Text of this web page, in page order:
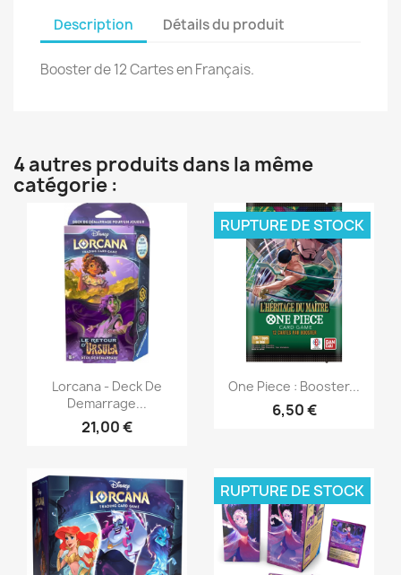
Description Détails du produit
Booster de 12 Cartes en Français.
4 autres produits dans la même
catégorie :
Aperçu rapide
Lorcana - Deck De
Demarrage...
21,00 €
 Aperçu rapide
One Piece : Booster...
6,50 €
RUPTURE DE STOCK
RUPTURE DE STOCK